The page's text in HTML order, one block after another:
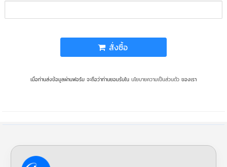
สั่งซื้อ
เมื่อท่านส่งข้อมูลผ่านฟอร์ม จะถือว่าท่านยอมรับใน นโยบายความเป็นส่วนตัว ของเรา